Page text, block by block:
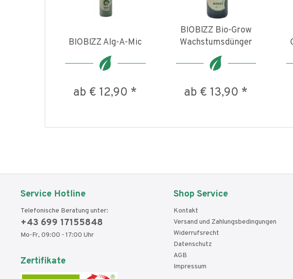
BIOBIZZ Alg-A-Mic
ab € 12,90 *
BIOBIZZ Bio-Grow
Wachstumsdünger
ab € 13,90 *
Service Hotline
Telefonische Beratung unter:
+43 699 17155848
Mo-Fr, 09:00 - 17:00 Uhr
Zertifikate
Shop Service
Kontakt
Versand und Zahlungsbedingungen
Widerrufsrecht
Datenschutz
AGB
Impressum